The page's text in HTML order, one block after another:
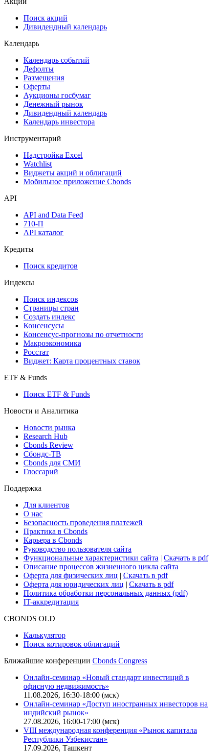
Поиск акций
Дивидендный календарь
Календарь
Календарь событий
Дефолты
Размещения
Оферты
Аукционы госбумаг
Денежный рынок
Дивидендный календарь
Календарь инвестора
Инструментарий
Надстройка Excel
Watchlist
Виджеты акций и облигаций
Мобильное приложение Cbonds
API
API and Data Feed
710-П
API каталог
Кредиты
Поиск кредитов
Индексы
Поиск индексов
Страницы стран
Создать индекс
Консенсусы
Консенсус-прогнозы по отчетности
Макроэкономика
Росстат
Виджет: Карта процентных ставок
ETF & Funds
Поиск ETF & Funds
Новости и Аналитика
Новости рынка
Research Hub
Cbonds Review
Сбондс-ТВ
Cbonds для СМИ
Глоссарий
Поддержка
Для клиентов
О нас
Безопасность проведения платежей
Практика в Cbonds
Карьера в Cbonds
Руководство пользователя сайта
Функциональные характеристики сайта | Скачать в pdf
Описание процессов жизненного цикла сайта
Оферта для физических лиц | Скачать в pdf
Оферта для юридических лиц | Скачать в pdf
Политика обработки персональных данных (pdf)
IT-аккредитация
CBONDS OLD
Калькулятор
Поиск котировок облигаций
Ближайшие конференции Cbonds Congress
Онлайн-семинар «Новый стандарт инвестиций в
офисную недвижимость»
11.08.2026, 16:30-18:00 (мск)
Онлайн-семинар «Доступ иностранных инвесторов на
индийский рынок»
27.08.2026, 16:00-17:00 (мск)
VIII международная конференция «Рынок капитала
Республики Узбекистан»
17.09.2026, Ташкент